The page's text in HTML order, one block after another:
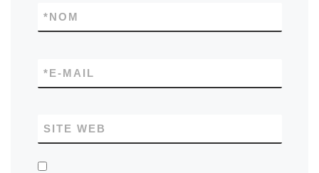
NOM
*
E-MAIL
*
SITE WEB